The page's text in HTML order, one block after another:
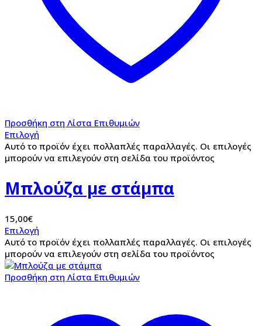
Προσθήκη στη Λίστα Επιθυμιών
Επιλογή
Αυτό το προϊόν έχει πολλαπλές παραλλαγές. Οι επιλογές
μπορούν να επιλεγούν στη σελίδα του προϊόντος
Μπλούζα με στάμπα
15,00€
Επιλογή
Αυτό το προϊόν έχει πολλαπλές παραλλαγές. Οι επιλογές
μπορούν να επιλεγούν στη σελίδα του προϊόντος
Προσθήκη στη Λίστα Επιθυμιών